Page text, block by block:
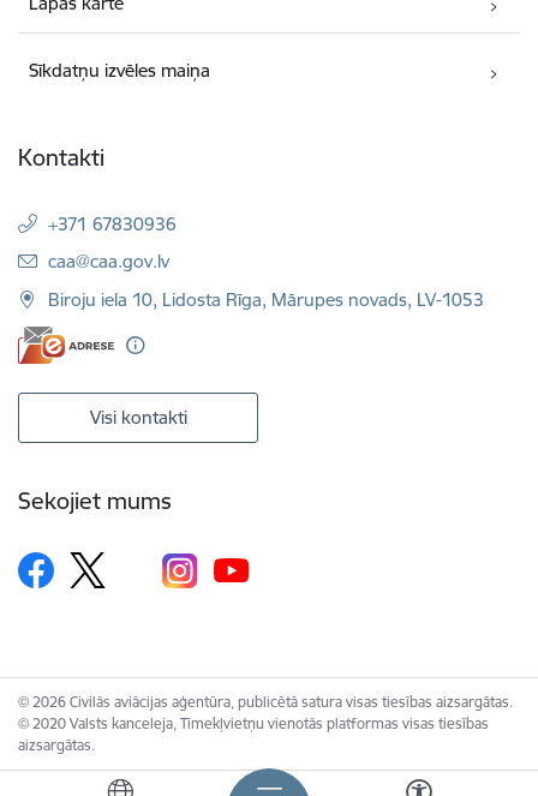
Sīkdatņu izvēles maiņa
Kontakti
+371 67830936
E-pasts:
caa@caa.gov.lv
Biroju iela 10, Lidosta Rīga, Mārupes novads, LV-1053
Visi kontakti
Sekojiet mums
© 2026 Civilās aviācijas aģentūra, publicētā satura visas tiesības aizsargātas.
© 2020 Valsts kanceleja, Tīmekļvietņu vienotās platformas visas tiesības
aizsargātas.